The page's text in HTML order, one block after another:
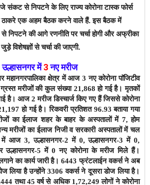
संकट से निपटने के लिए राज्य कोरोना टास्क फोर्स
ठाकरे एक अहम बैठक करने वाले हैं. इस बैठक में
की आगे रणनीति पर चर्चा होगी और अफ्रीका
विशेषज्ञों से चर्चा की जाएगी.
उल्हासनगर में3नए मरीज
महानगरपालिका क्षेत्र में आज 3 नए कोरोना पाॅजिटीव
ग्रस्त मरीजों की कुल संख्या 21,868 हो गई है।मृतकों
है। आज 2 मरीज डिस्चार्ज किए गए हैं जिससे कोरोना
हो गई है। रिकवरी प्रतिशत 96.93 बताया गया
का ईलाज शहर के बाहर के अस्पतालों में 7, होम
मरीजों का ईलाज निजी व सरकारी अस्पतालों में चल
में आज 3, उल्हासनगर-2 में 0, उल्हासनगर-3 में 0,
उल्हासनगर-5 में 0 नए कोरोना के मरीज मिले हैं।
का कार्य जारी है।6443फ्रंटलाईन वकर्स ने अब
लिया है उन्होंने 3306 वकर्स ने दूसरा डोज लिया है।
तथा 45 वर्ष से अधिक 1,72,249 लोगों ने कोरोना